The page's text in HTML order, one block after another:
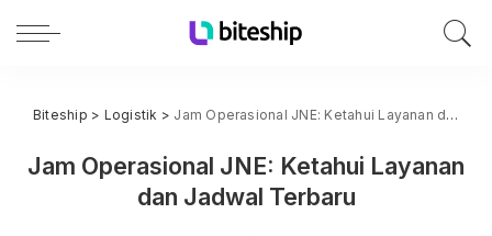
Biteship > Logistik > Jam Operasional JNE: Ketahui Layanan dan Jadwal Terbaru
Jam Operasional JNE: Ketahui Layanan
dan Jadwal Terbaru